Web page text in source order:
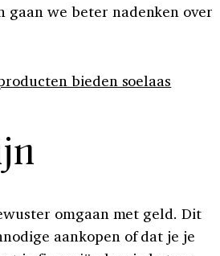
gaan we beter nadenken over
bieden soelaas
omgaan met geld. Dit
aankopen of dat je je